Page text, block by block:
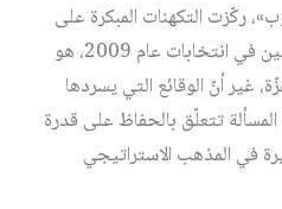
ركّزت التكهنات المبكرة على
أنّ التنافس على أصوات الناخبين في انتخابات عام 2009، هو
أنّ الوقائع التي يسردها
تتعلّق بالحفاظ على قدرة
في المذهب الاستراتيجي